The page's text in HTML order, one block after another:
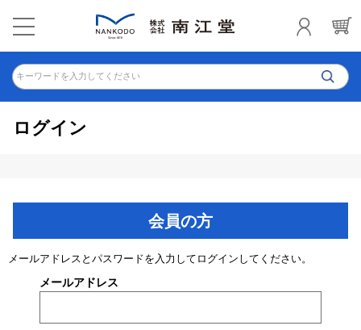
キーワードを入力してください
ログイン
会員の方
メールアドレスとパスワードを入力してログインしてください。
メールアドレス